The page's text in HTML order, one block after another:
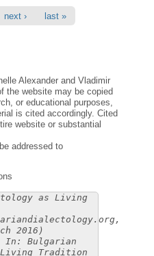
next › last »
Alexander and Vladimir
the website may be copied
or educational purposes,
is cited accordingly. Cited
website or substantial
addressed to
as Living
2016)
In: Bulgarian
Tradition